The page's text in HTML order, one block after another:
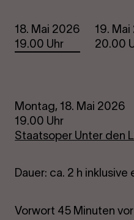
Termine
18. Mai 2026
19.00 Uhr
19.
20.00
Montag, 18. Mai 2026
19.00 Uhr
Staatsoper Unter den
Dauer: ca. 2 h inklusive
Vorwort 45 Minuten